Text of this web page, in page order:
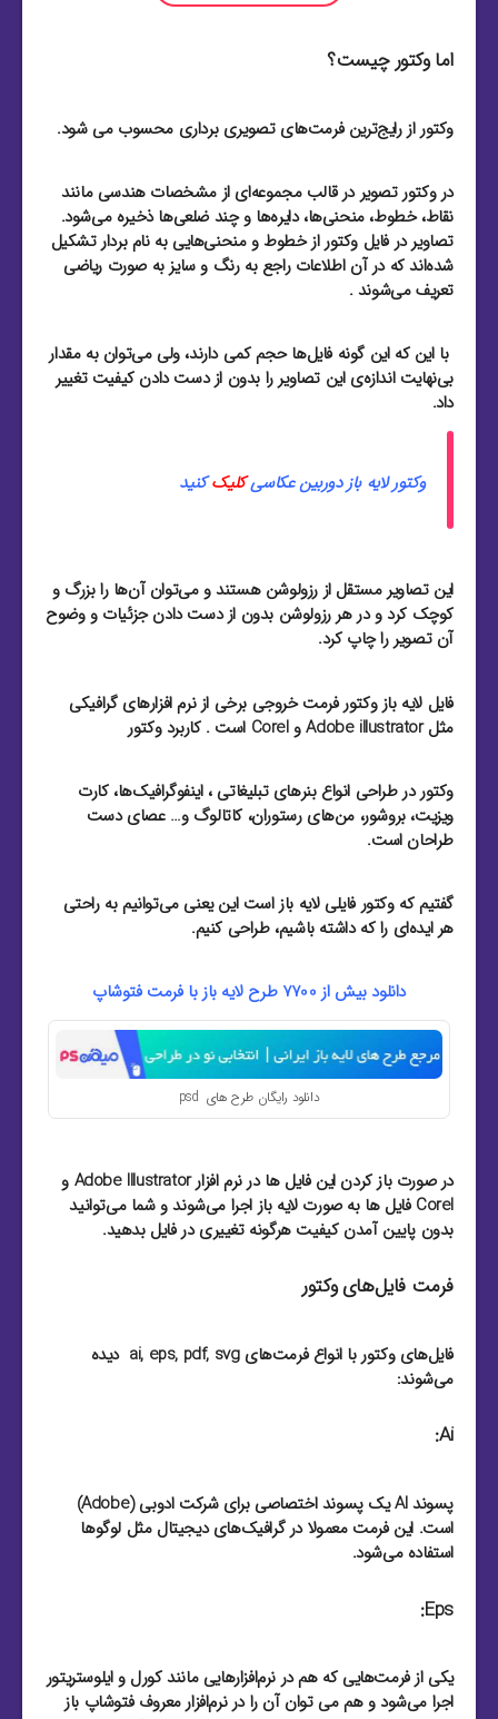
اما وکتور چیست؟
وکتور از رایج‌ترین فرمت‌های تصویری برداری محسوب می شود.
در وکتور تصویر در قالب مجموعه‌ای از مشخصات هندسی مانند
نقاط، خطوط، منحنی‌ها، دایره‌ها و چند ضلعی‌ها ذخیره می‌شود.
تصاویر در فایل وکتور از خطوط و منحنی‌هایی به نام بردار تشکیل
شده‌اند که در آن اطلاعات راجع به رنگ و سایز به صورت ریاضی
تعریف می‌شوند .
با این که این گونه فایل‌ها حجم کمی دارند، ولی می‌توان به مقدار
بی‌نهایت اندازه‌ی این تصاویر را بدون از دست دادن کیفیت تغییر
داد.
وکتور لایه باز دوربین عکاسیکلیککنید
این تصاویر مستقل از رزولوشن هستند و می‌توان آن‌ها را بزرگ و
کوچک کرد و در هر رزولوشن بدون از دست دادن جزئیات و وضوح
آن تصویر را چاپ کرد.
فایل لایه باز وکتور فرمت خروجی برخی از نرم افزار‌های گرافیکی
مثل Adobe illustrator و Corel است . کاربرد وکتور
وکتور در طراحی انواع بنرهای تبلیغاتی ، اینفوگرافیک‌ها، کارت
ویزیت‌، بروشور‌، من‌های رستوران‌، کاتالوگ و… عصای دست
طراحان است.
گفتیم که وکتور فایلی لایه باز است این یعنی می‌توانیم به راحتی
هر ایده‌ای را که داشته باشیم، طراحی کنیم.
دانلود بیش از 7700 طرح لایه باز با فرمت فتوشاپ
دانلود رایگان طرح های psd
در صورت باز کردن این فایل ها در نرم افزار Adobe Illustrator و
Corel فایل ها به صورت لایه باز اجرا می‌شوند و شما می‌توانید
بدون پایین آمدن کیفیت هرگونه تغییری در فایل بدهید.
فرمت فایل‌های وکتور
فایل‌های وکتور با انواع فرمت‌های ai, eps, pdf, svg دیده
می‌شوند:
Ai:
پسوند AI یک پسوند اختصاصی برای شرکت ادوبی (Adobe)
است. این فرمت معمولا در گرافیک‌های دیجیتال مثل لوگو‌ها
استفاده می‌شود.
Eps:
یکی از فرمت‌هایی که هم در نرم‌افزار‌هایی مانند کورل و ایلوستریتور
اجرا می‌شود و هم می توان آن را در نرم‌افزار معروف فتوشاپ باز